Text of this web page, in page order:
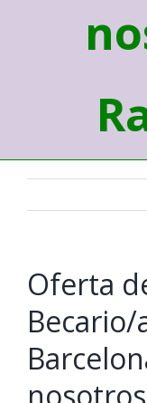
Oferta
Becario/